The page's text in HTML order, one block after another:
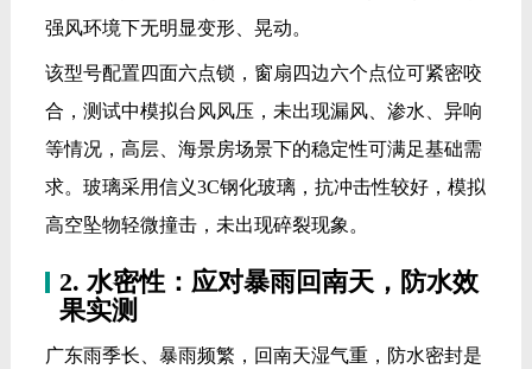
强风环境下无明显变形、晃动。
该型号配置四面六点锁，窗扇四边六个点位可紧密咬
合，测试中模拟台风风压，未出现漏风、渗水、异响
等情况，高层、海景房场景下的稳定性可满足基础需
求。玻璃采用信义3C钢化玻璃，抗冲击性较好，模拟
高空坠物轻微撞击，未出现碎裂现象。
2. 水密性：应对暴雨回南天，防水效
果实测
广东雨季长、暴雨频繁，回南天湿气重，防水密封是